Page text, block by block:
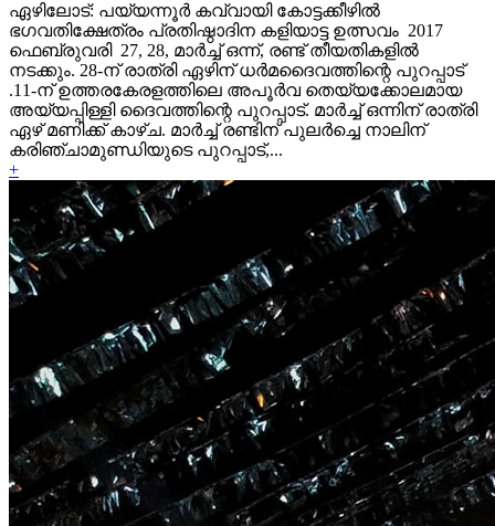
ഏഴിലോട്: പയ്യന്നൂര്‍ കവ്വായി കോട്ടക്കീഴില്‍
ഭഗവതിക്ഷേത്രം പ്രതിഷ്ഠാദിന കളിയാട്ട ഉത്സവം 2017
ഫെബ്രുവരി 27, 28, മാര്‍ച്ച് ഒന്ന്, രണ്ട് തീയതികളില്‍
നടക്കും. 28-ന് രാത്രി ഏഴിന് ധര്‍മദൈവത്തിന്റെ പുറപ്പാട്
.11-ന് ഉത്തരകേരളത്തിലെ അപൂര്‍വ തെയ്യക്കോലമായ
അയ്യപ്പിള്ളി ദൈവത്തിന്റെ പുറപ്പാട്. മാര്‍ച്ച് ഒന്നിന് രാത്രി
ഏഴ് മണിക്ക് കാഴ്ച. മാര്‍ച്ച് രണ്ടിന് പുലര്‍ച്ചെ നാലിന്
കരിഞ്ചാമുണ്ഡിയുടെ പുറപ്പാട്,...
+